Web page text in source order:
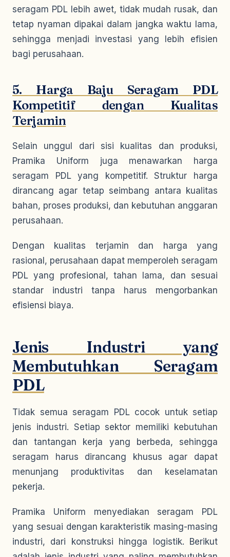
seragam PDL lebih awet, tidak mudah rusak, dan
tetap nyaman dipakai dalam jangka waktu lama,
sehingga menjadi investasi yang lebih efisien
bagi perusahaan.
5. Harga Baju Seragam PDL
Kompetitif dengan Kualitas
Terjamin
Selain unggul dari sisi kualitas dan produksi,
Pramika Uniform juga menawarkan harga
seragam PDL yang kompetitif. Struktur harga
dirancang agar tetap seimbang antara kualitas
bahan, proses produksi, dan kebutuhan anggaran
perusahaan.
Dengan kualitas terjamin dan harga yang
rasional, perusahaan dapat memperoleh seragam
PDL yang profesional, tahan lama, dan sesuai
standar industri tanpa harus mengorbankan
efisiensi biaya.
Jenis Industri yang
Membutuhkan Seragam
PDL
Tidak semua seragam PDL cocok untuk setiap
jenis industri. Setiap sektor memiliki kebutuhan
dan tantangan kerja yang berbeda, sehingga
seragam harus dirancang khusus agar dapat
menunjang produktivitas dan keselamatan
pekerja.
Pramika Uniform menyediakan seragam PDL
yang sesuai dengan karakteristik masing-masing
industri, dari konstruksi hingga logistik. Berikut